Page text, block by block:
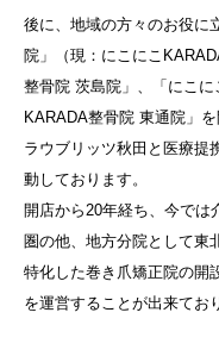
後に、地域の方々のお役に
院」（現：にこにこ
整骨院 茨島院」、「にこ
KARADA整骨院 東通院」
ラウブリッツ秋田と医療提
動しております。
開店から20年経ち、今では
圏の他、地方分院として東
特化した巻き爪矯正院の開
を運営することが出来てお